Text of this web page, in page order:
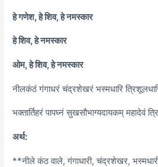
हे गणेश, हे शिव, हे नमस्कार
हे शिव, हे नमस्कार
ओम, हे शिव, हे नमस्कार
नीलकंठं गंगाधरं चंद्रशेखरं भस्मधारि
भक्तार्तिहरं पापघ्नं सुखसौभाग्यदायकम् महादेवं
अर्थ:
**नीले कंठ वाले, गंगाधारी, चंद्रशेखर,